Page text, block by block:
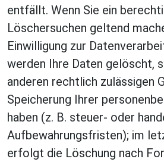
entfällt. Wenn Sie ein
Löschersuchen geltend
Einwilligung zur
werden Ihre Daten gelöscht,
anderen rechtlich zulässigen
Speicherung Ihrer
haben (z. B. steuer- oder
Aufbewahrungsfristen); im
erfolgt die Löschung nach